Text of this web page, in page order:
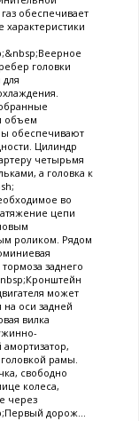
обеспечивает
головки
для
объем
обеспечивают
Цилиндр
четырьмя
а головка к
во
цепи
роликом. Рядом
тормоза заднего
может
на оси задней
вилка
амортизатор,
рамы.
свободно
колеса,
через
дорож...